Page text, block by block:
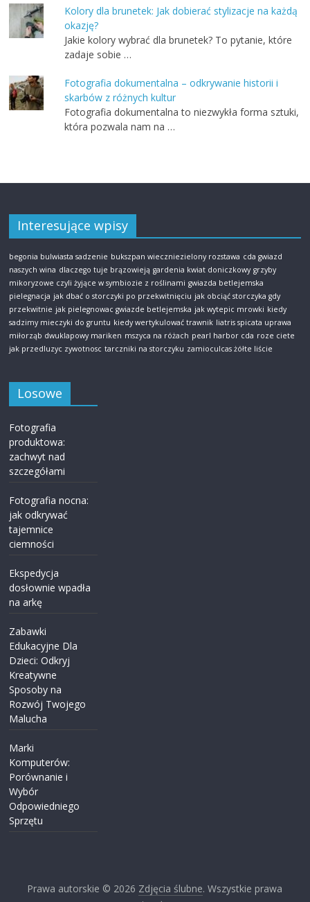
Kolory dla brunetek: Jak dobierać stylizacje na każdą
okazję?
Jakie kolory wybrać dla brunetek? To pytanie, które
zadaje sobie …
Fotografia dokumentalna – odkrywanie historii i
skarbów z różnych kultur
Fotografia dokumentalna to niezwykła forma sztuki,
która pozwala nam na …
Interesujące wpisy
begonia bulwiasta sadzenie bukszpan wieczniezielony rozstawa cda gwiazd
naszych wina dlaczego tuje brązowieją gardenia kwiat doniczkowy grzyby
mikoryzowe czyli żyjące w symbiozie z roślinami gwiazda betlejemska
pielegnacja jak dbać o storczyki po przekwitnięciu jak obciąć storczyka gdy
przekwitnie jak pielegnowac gwiazde betlejemska jak wytepic mrowki kiedy
sadzimy mieczyki do gruntu kiedy wertykulować trawnik liatris spicata uprawa
miłorząb dwuklapowy mariken mszyca na różach pearl harbor cda roze ciete
jak przedluzyc zywotnosc tarczniki na storczyku zamioculcas żółte liście
Losowe
Fotografia
produktowa:
zachwyt nad
szczegółami
Fotografia nocna:
jak odkrywać
tajemnice
ciemności
Ekspedycja
dosłownie wpadła
na arkę
Zabawki
Edukacyjne Dla
Dzieci: Odkryj
Kreatywne
Sposoby na
Rozwój Twojego
Malucha
Marki
Komputerów:
Porównanie i
Wybór
Odpowiedniego
Sprzętu
Prawa autorskie © 2026 Zdjęcia ślubne. Wszystkie prawa